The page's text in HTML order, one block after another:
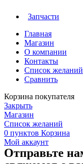
Запчасти
Главная
Магазин
О компании
Контакты
Список желаний
Сравнить
Корзина покупателя
Закрыть
Магазин
Список желаний
0 пунктов Корзина
Мой аккаунт
Отправьте